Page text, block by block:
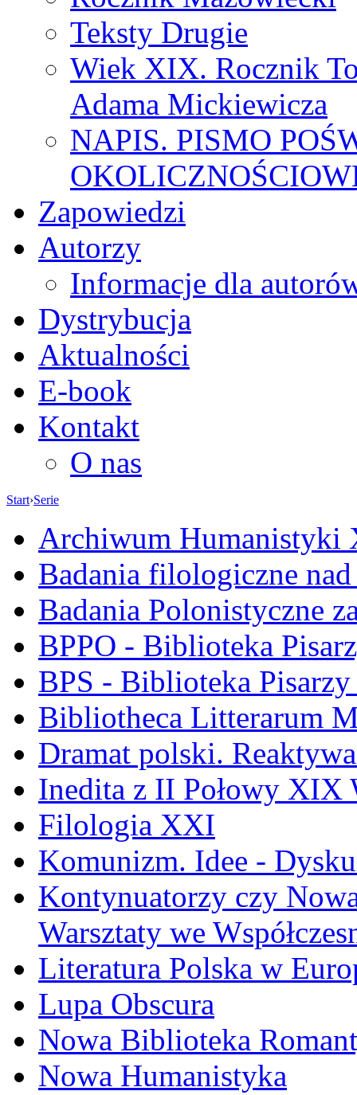
Teksty Drugie
Wiek XIX. Rocznik
Adama Mickiewicza
NAPIS. PISMO
Zapowiedzi
Autorzy
Informacje dla
Dystrybucja
Aktualności
E-book
Kontakt
O nas
Start›Serie
Archiwum Humanistyki
Badania filologiczne
Badania Polonistyczne
BPPO - Biblioteka
BPS - Biblioteka
Bibliotheca Litterarum
Dramat polski.
Inedita z II Połowy XIX
Filologia XXI
Komunizm. Idee -
Kontynuatorzy czy
Warsztaty we
Literatura Polska w
Lupa Obscura
Nowa Biblioteka
Nowa Humanistyka